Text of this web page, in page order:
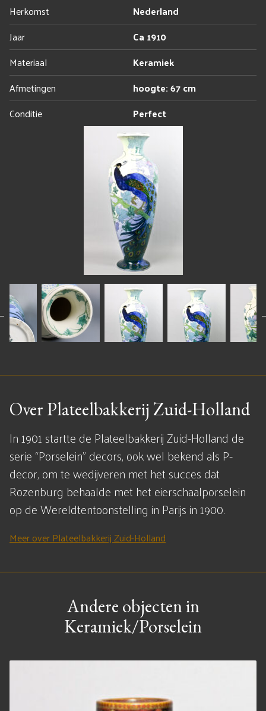
Herkomst
Nederland
Jaar
Ca 1910
Materiaal
Keramiek
Afmetingen
hoogte: 67 cm
Conditie
Perfect
Over Plateelbakkerij Zuid-Holland
In 1901 startte de Plateelbakkerij Zuid-Holland de
serie “Porselein” decors, ook wel bekend als P-
decor, om te wedijveren met het succes dat
Rozenburg behaalde met het eierschaalporselein
op de Wereldtentoonstelling in Parijs in 1900.
Meer over Plateelbakkerij Zuid-Holland
Andere objecten in
Keramiek/Porselein